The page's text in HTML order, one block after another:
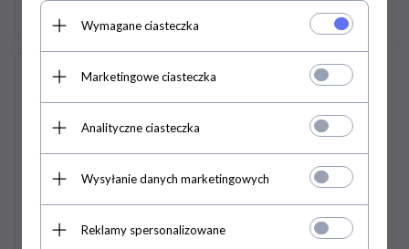
Wymagane ciasteczka
Marketingowe ciasteczka
Analityczne ciasteczka
Wysyłanie danych marketingowych
Reklamy spersonalizowane